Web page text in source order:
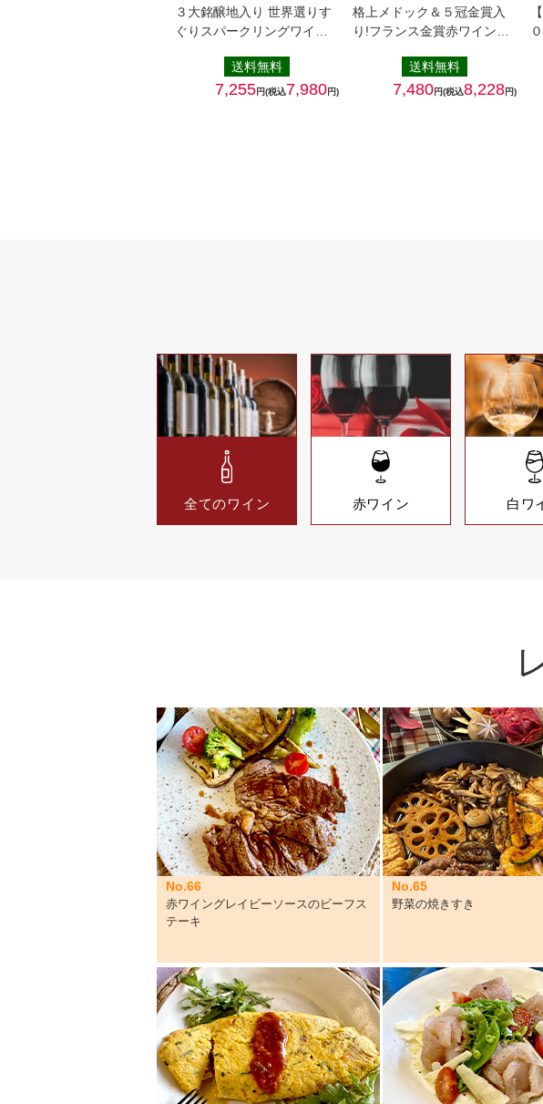
３大銘醸地入り 世界選りす
ぐりスパークリングワイ
送料無料
7,255円(税込7,980円)
格上メドック＆５冠金賞入
り!フランス金賞赤ワイン
送料無料
7,480円(税込8,228円)
全てのワイン 赤ワイン 白ワ
No.66
赤ワイングレイビーソースのビーフス
テーキ
No.65
野菜の焼きすき